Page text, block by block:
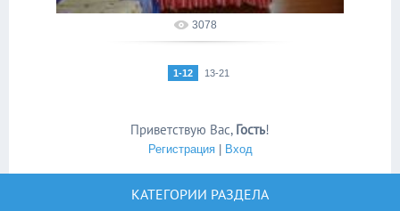
3078
1-12 13-21
Приветствую Вас, Гость!
Регистрация| Вход
КАТЕГОРИИ РАЗДЕЛА